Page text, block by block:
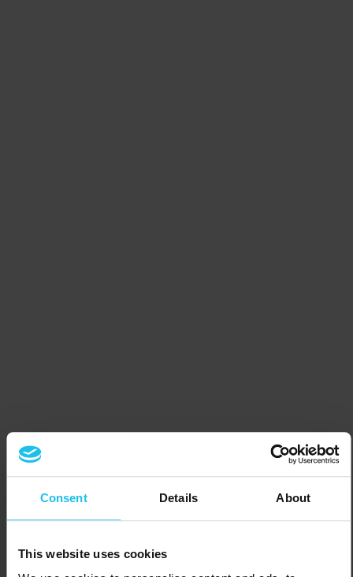
Consent Details About
This website uses cookies